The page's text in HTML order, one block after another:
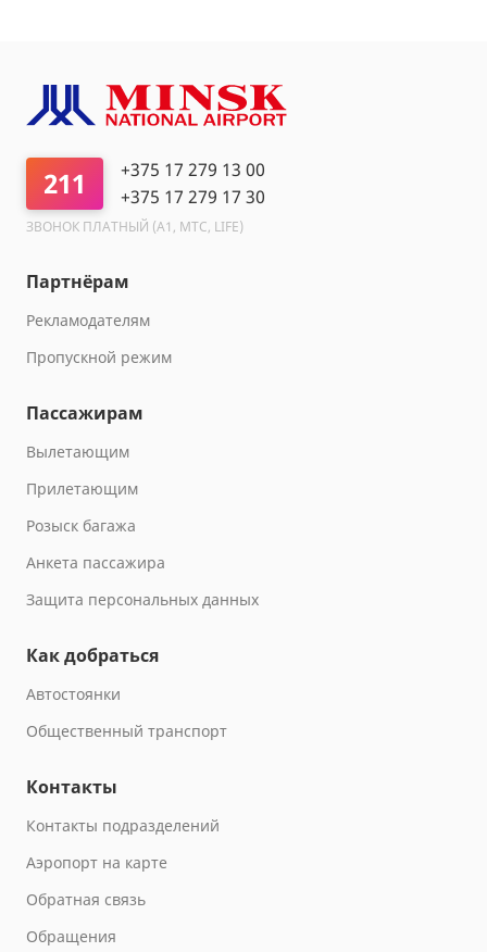
211
+375 17 279 13 00
+375 17 279 17 30
ЗВОНОК ПЛАТНЫЙ (A1, МТС, LIFE)
Партнёрам
Рекламодателям
Пропускной режим
Пассажирам
Вылетающим
Прилетающим
Розыск багажа
Анкета пассажира
Защита персональных данных
Как добраться
Автостоянки
Общественный транспорт
Контакты
Контакты подразделений
Аэропорт на карте
Обратная связь
Обращения